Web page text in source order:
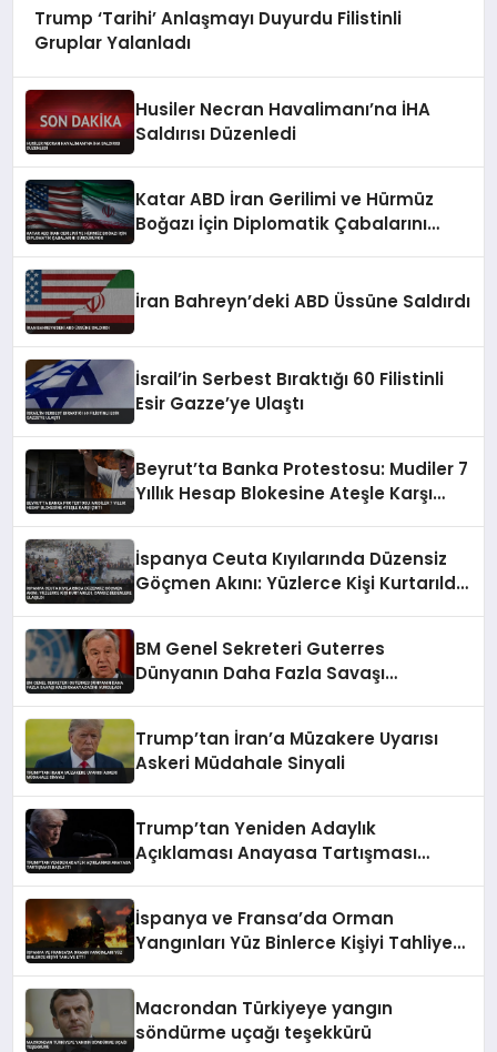
Trump ‘Tarihi’ Anlaşmayı Duyurdu Filistinli
Gruplar Yalanladı
Husiler Necran Havalimanı’na İHA
Saldırısı Düzenledi
Katar ABD İran Gerilimi ve Hürmüz
Boğazı İçin Diplomatik Çabalarını
İran Bahreyn’deki ABD Üssüne Saldırdı
İsrail’in Serbest Bıraktığı 60 Filistinli
Esir Gazze’ye Ulaştı
Beyrut’ta Banka Protestosu: Mudiler 7
Yıllık Hesap Blokesine Ateşle Karşı
İspanya Ceuta Kıyılarında Düzensiz
Göçmen Akını: Yüzlerce Kişi Kurtarıldı,
BM Genel Sekreteri Guterres
Dünyanın Daha Fazla Savaşı
Trump’tan İran’a Müzakere Uyarısı
Askeri Müdahale Sinyali
Trump’tan Yeniden Adaylık
Açıklaması Anayasa Tartışması
İspanya ve Fransa’da Orman
Yangınları Yüz Binlerce Kişiyi Tahliye
Macrondan Türkiyeye yangın
söndürme uçağı teşekkürü